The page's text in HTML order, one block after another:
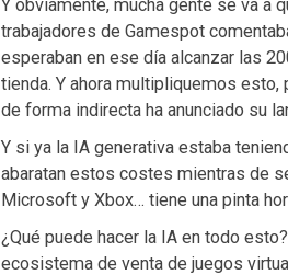
Y obviamente, mucha gente se va a
trabajadores de Gamespot
esperaban en ese día alcanzar las
tienda. Y ahora multipliquemos esto,
de forma indirecta ha anunciado su
Y si ya la IA generativa estaba
abaratan estos costes mientras de
Microsoft y Xbox… tiene una pinta
¿Qué puede hacer la IA en todo
ecosistema de venta de juegos